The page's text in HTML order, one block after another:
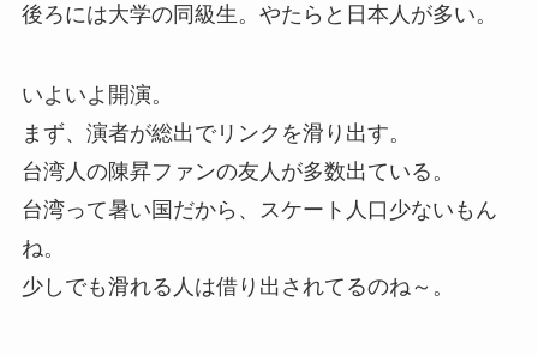
後ろには大学の同級生。やたらと日本人が多い。
いよいよ開演。
まず、演者が総出でリンクを滑り出す。
台湾人の陳昇ファンの友人が多数出ている。
台湾って暑い国だから、スケート人口少ないもん
ね。
少しでも滑れる人は借り出されてるのね～。